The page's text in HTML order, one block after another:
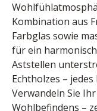
Kombination aus
Farbglas sowie
für ein
Aststellen
Echtholzes –
Verwandeln Sie
Wohlbefindens –